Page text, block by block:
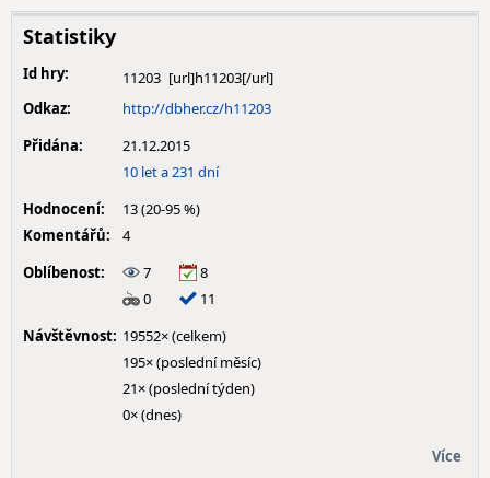
Statistiky
Id hry:
11203
Odkaz:
http://dbher.cz/h11203
Přidána:
21.12.2015
10 let a 231 dní
Hodnocení:
13 (20-95 %)
Komentářů:
4
Oblíbenost:
7
8
0
11
Návštěvnost: 19552× (celkem)
195× (poslední měsíc)
21× (poslední týden)
0× (dnes)
Více